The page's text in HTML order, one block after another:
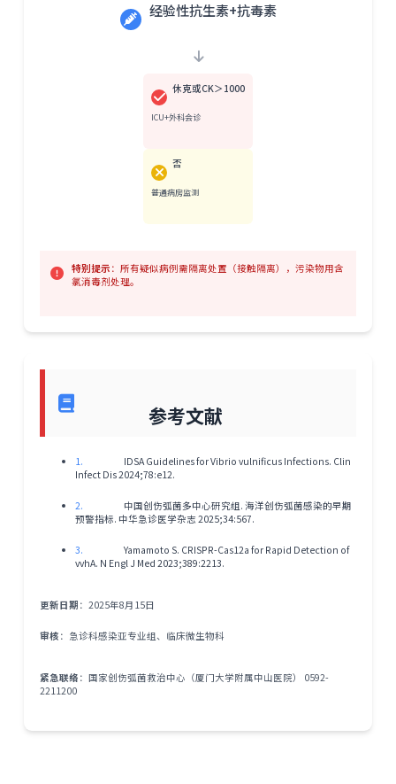
经验性抗生素+抗毒素
休克或CK＞1000
ICU+外科会诊
否
普通病房监测
特别提示 ：所有疑似病例需隔离处置（接触隔离），污染物用含
氯消毒剂处理。
参考文献
1.
IDSA Guidelines for Vibrio vulnificus Infections. Clin
Infect Dis 2024;78:e12.
2.
中国创伤弧菌多中心研究组. 海洋创伤弧菌感染的早期
预警指标. 中华急诊医学杂志 2025;34:567.
3.
Yamamoto S. CRISPR-Cas12a for Rapid Detection of
vvhA. N Engl J Med 2023;389:2213.
更新日期 ：2025年8月15日
审核 ：急诊科感染亚专业组、临床微生物科
紧急联络 ：国家创伤弧菌救治中心（厦门大学附属中山医院） 0592-
2211200